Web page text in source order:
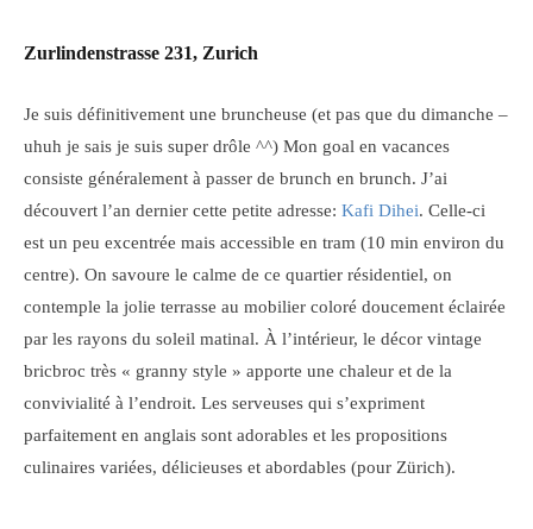
Zurlindenstrasse 231, Zurich
Je suis définitivement une bruncheuse (et pas que du dimanche –
uhuh je sais je suis super drôle ^^) Mon goal en vacances
consiste généralement à passer de brunch en brunch. J’ai
découvert l’an dernier cette petite adresse: Kafi Dihei. Celle-ci
est un peu excentrée mais accessible en tram (10 min environ du
centre). On savoure le calme de ce quartier résidentiel, on
contemple la jolie terrasse au mobilier coloré doucement éclairée
par les rayons du soleil matinal. À l’intérieur, le décor vintage
bricbroc très « granny style » apporte une chaleur et de la
convivialité à l’endroit. Les serveuses qui s’expriment
parfaitement en anglais sont adorables et les propositions
culinaires variées, délicieuses et abordables (pour Zürich).